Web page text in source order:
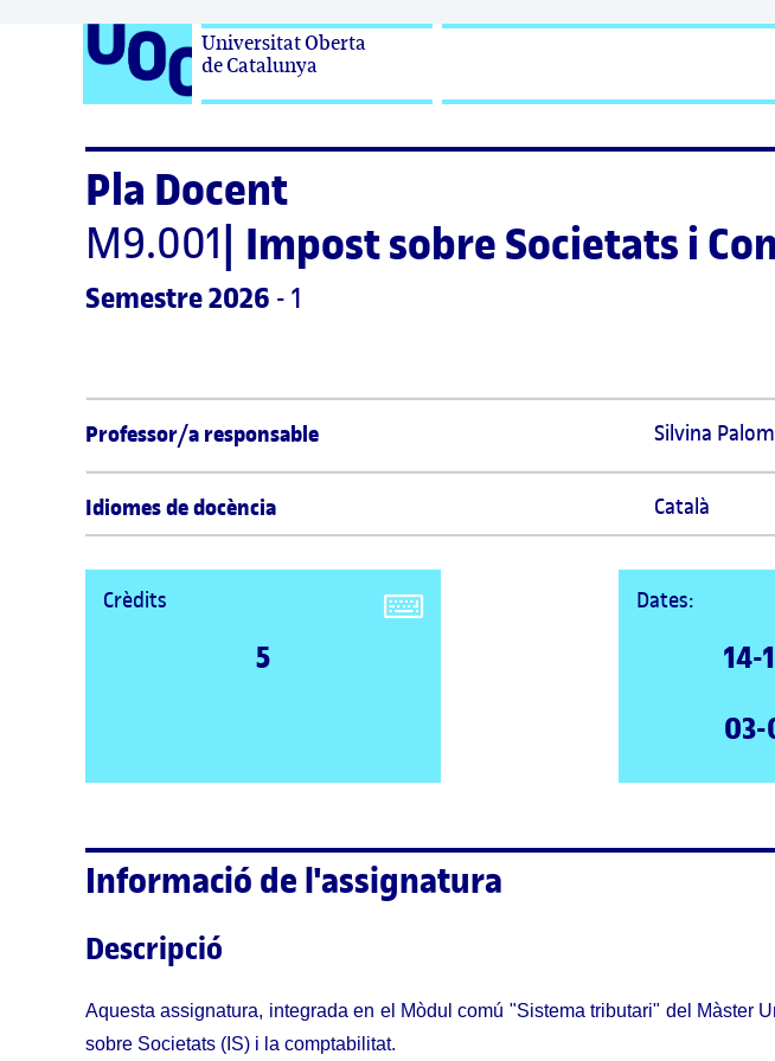
Universitat Oberta
de Catalunya
Pla Docent
M9.001 Impost sobre Societats i
Semestre 2026 - 1
Professor/a responsable Silvina
Idiomes de docència Català
Crèdits
5
Dates:
14-
Informació de l'assignatura
Descripció
Aquesta assignatura, integrada en el Mòdul comú "Sistema tributari" del Màster
sobre Societats (IS) i la comptabilitat.